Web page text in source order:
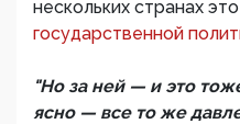
нескольких странах
государственной
"Но за ней — и это
ясно — все то же